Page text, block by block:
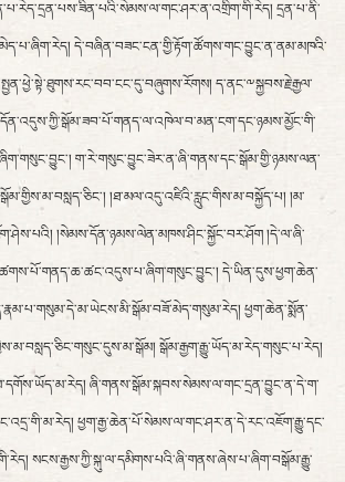
དྲན་པ་ནི་
དེ་བཞིན་བཟང་ངན་གྱི་རྟོག་ཚོགས་གང་བྱུང་ན་ནམ་མཁའི་
ད་ནང་༸སྐྱབས་རྗེ་རྒྱལ་
ག་རེ་གསུང་བྱུང་ཟེར་ན་ཞི་གནས་དང་སྒོམ་གྱི་ཉམས་ལན་
།ཐ་མལ་འདུ་འཛིའི་རླུང་གིས་མ་བསྐྱོད་པ། །མ་
།སེམས་དོན་ཉམས་ལེན་མཁས་ཤིང་སྐྱོང་བར་ཤོག །དེ་ལ་ཞི་
དེ་ཡིན་དུས་ཕྱག་ཆེན་
ཕྱག་ཆེན་སྨོན་
སྒོམ་རྒྱག་རྒྱུ་ཡོད་མ་རེད་གསུང་པ་རེད།
ཞི་གནས་སྒོམ་སྐབས་སེམས་ལ་གང་དྲན་བྱུང་ན་དེ་ག་
ཕྱག་རྒྱ་ཆེན་པོ་སེམས་ལ་གང་ཤར་ན་དེ་རང་འཇོག་རྒྱུ་དང་
སངས་རྒྱས་ཀྱི་སྐུ་ལ་དམིགས་པའི་ཞི་གནས་ཞེས་པ་ཞིག་བསྒོམ་རྒྱུ་